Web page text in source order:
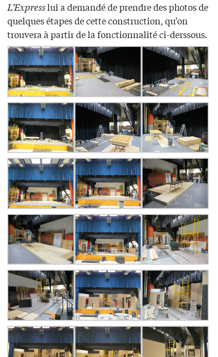
L’Expresslui a demandé de prendre des photos de
quelques étapes de cette construction, qu’on
trouvera à partir de la fonctionnalité ci-derssous.